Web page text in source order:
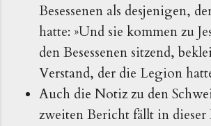
Besessenen als desjenigen,
hatte: »Und sie kommen zu
den Besessenen sitzend,
Verstand, der die Legion
Auch die Notiz zu den
zweiten Bericht fällt in